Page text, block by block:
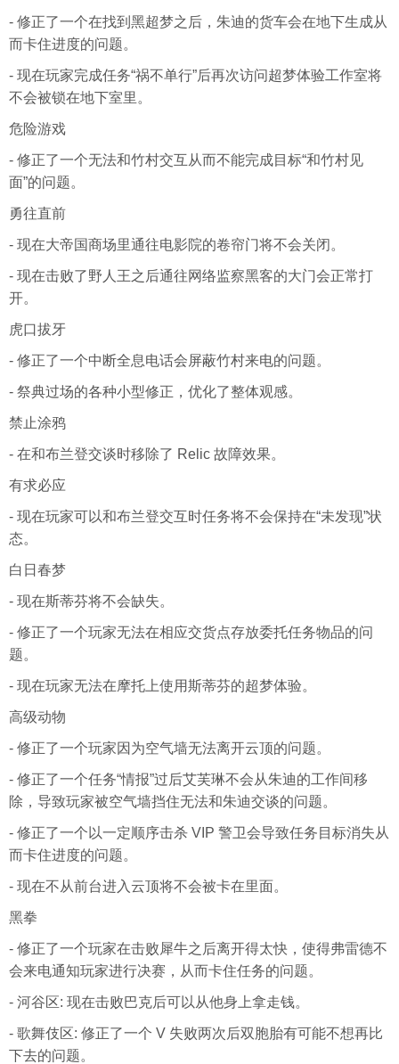
- 修正了一个在找到黑超梦之后，朱迪的货车会在地下生成从
而卡住进度的问题。
- 现在玩家完成任务“祸不单行”后再次访问超梦体验工作室将
不会被锁在地下室里。
危险游戏
- 修正了一个无法和竹村交互从而不能完成目标“和竹村见
面”的问题。
勇往直前
- 现在大帝国商场里通往电影院的卷帘门将不会关闭。
- 现在击败了野人王之后通往网络监察黑客的大门会正常打
开。
虎口拔牙
- 修正了一个中断全息电话会屏蔽竹村来电的问题。
- 祭典过场的各种小型修正，优化了整体观感。
禁止涂鸦
- 在和布兰登交谈时移除了 Relic 故障效果。
有求必应
- 现在玩家可以和布兰登交互时任务将不会保持在“未发现”状
态。
白日春梦
- 现在斯蒂芬将不会缺失。
- 修正了一个玩家无法在相应交货点存放委托任务物品的问
题。
- 现在玩家无法在摩托上使用斯蒂芬的超梦体验。
高级动物
- 修正了一个玩家因为空气墙无法离开云顶的问题。
- 修正了一个任务“情报”过后艾芙琳不会从朱迪的工作间移
除，导致玩家被空气墙挡住无法和朱迪交谈的问题。
- 修正了一个以一定顺序击杀 VIP 警卫会导致任务目标消失从
而卡住进度的问题。
- 现在不从前台进入云顶将不会被卡在里面。
黑拳
- 修正了一个玩家在击败犀牛之后离开得太快，使得弗雷德不
会来电通知玩家进行决赛，从而卡住任务的问题。
- 河谷区: 现在击败巴克后可以从他身上拿走钱。
- 歌舞伎区: 修正了一个 V 失败两次后双胞胎有可能不想再比
下去的问题。